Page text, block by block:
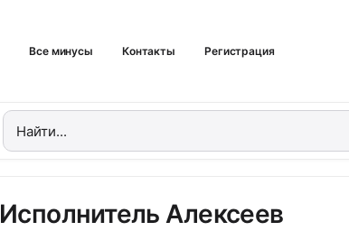
Все минусы Контакты Регистрация
Исполнитель Алексеев